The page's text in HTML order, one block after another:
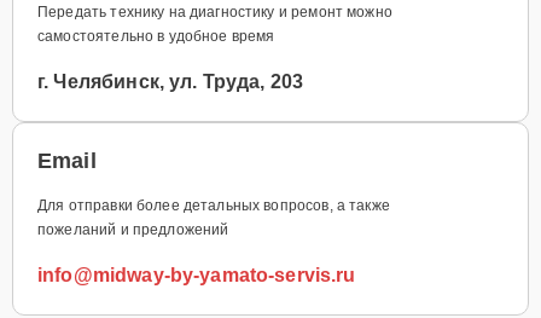
Передать технику на диагностику и ремонт можно
самостоятельно в удобное время
г. Челябинск, ул. Труда, 203
Email
Для отправки более детальных вопросов, а также
пожеланий и предложений
info@midway-by-yamato-servis.ru